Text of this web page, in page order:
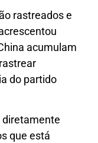
rastreados e
acumulam
do partido
diretamente
que está